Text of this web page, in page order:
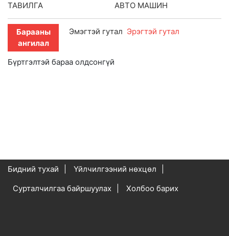
ТАВИЛГА
АВТО МАШИН
Барааны
ангилал
Эмэгтэй гутал Эрэгтэй гутал
Бүртгэлтэй бараа олдсонгүй
Бидний тухай
Үйлчилгээний нөхцөл
Сурталчилгаа байршуулах
Холбоо барих